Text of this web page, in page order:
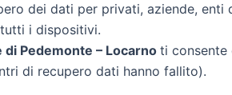
dei dati per privati, aziende, enti
i dispositivi.
Pedemonte – Locarno ti consente
di recupero dati hanno fallito).